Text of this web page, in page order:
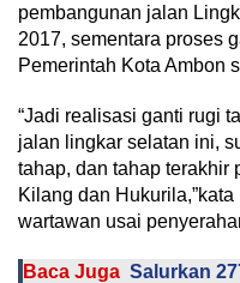
pembangunan jalan
2017, sementara proses
Pemerintah Kota Ambon
“Jadi realisasi ganti rugi
jalan lingkar selatan ini,
tahap, dan tahap terakhir
Kilang dan
wartawan usai
Baca Juga Salurkan